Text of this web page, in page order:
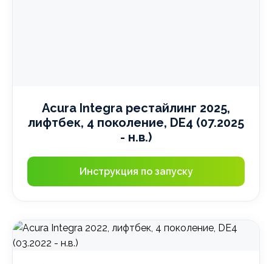
Acura Integra рестайлинг 2025,
лифтбек, 4 поколение, DE4 (07.2025
- н.в.)
Инструкция по запуску